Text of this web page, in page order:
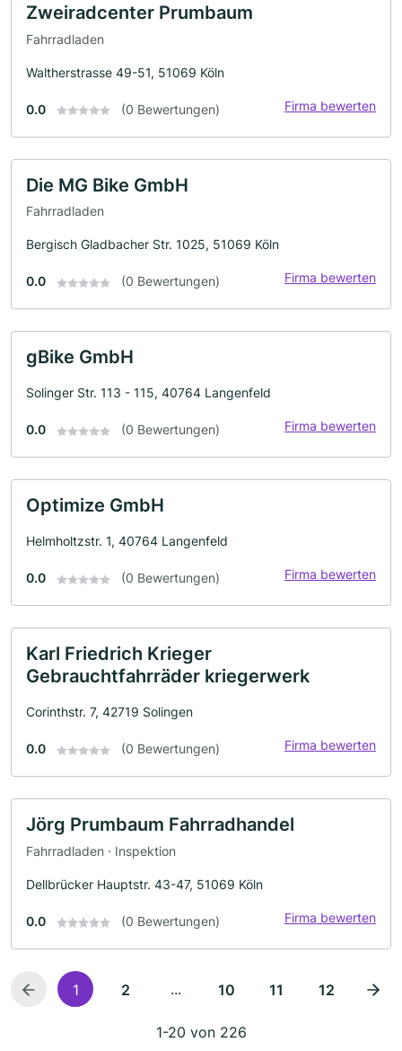
Zweiradcenter Prumbaum
Fahrradladen
Waltherstrasse 49-51, 51069 Köln
0.0 (0 Bewertungen) Firma bewerten
Die MG Bike GmbH
Fahrradladen
Bergisch Gladbacher Str. 1025, 51069 Köln
0.0 (0 Bewertungen) Firma bewerten
gBike GmbH
Solinger Str. 113 - 115, 40764 Langenfeld
0.0 (0 Bewertungen) Firma bewerten
Optimize GmbH
Helmholtzstr. 1, 40764 Langenfeld
0.0 (0 Bewertungen) Firma bewerten
Karl Friedrich Krieger
Gebrauchtfahrräder kriegerwerk
Corinthstr. 7, 42719 Solingen
0.0 (0 Bewertungen) Firma bewerten
Jörg Prumbaum Fahrradhandel
Fahrradladen · Inspektion
Dellbrücker Hauptstr. 43-47, 51069 Köln
0.0 (0 Bewertungen) Firma bewerten
1 2 ... 10 11 12
1-20 von 226